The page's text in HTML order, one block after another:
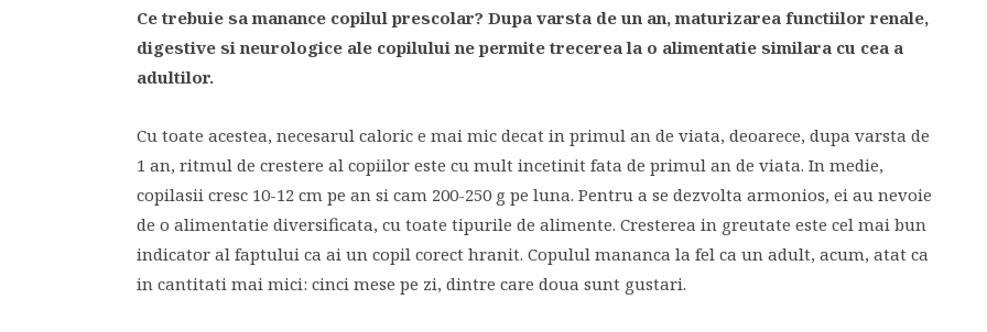
Ce trebuie sa manance copilul prescolar? Dupa varsta de un an, maturizarea functiilor renale,
digestive si neurologice ale copilului ne permite trecerea la o alimentatie similara cu cea a
adultilor.
Cu toate acestea, necesarul caloric e mai mic decat in primul an de viata, deoarece, dupa varsta de
1 an, ritmul de crestere al copiilor este cu mult incetinit fata de primul an de viata. In medie,
copilasii cresc 10-12 cm pe an si cam 200-250 g pe luna. Pentru a se dezvolta armonios, ei au nevoie
de o alimentatie diversificata, cu toate tipurile de alimente. Cresterea in greutate este cel mai bun
indicator al faptului ca ai un copil corect hranit. Copulul mananca la fel ca un adult, acum, atat ca
in cantitati mai mici: cinci mese pe zi, dintre care doua sunt gustari.